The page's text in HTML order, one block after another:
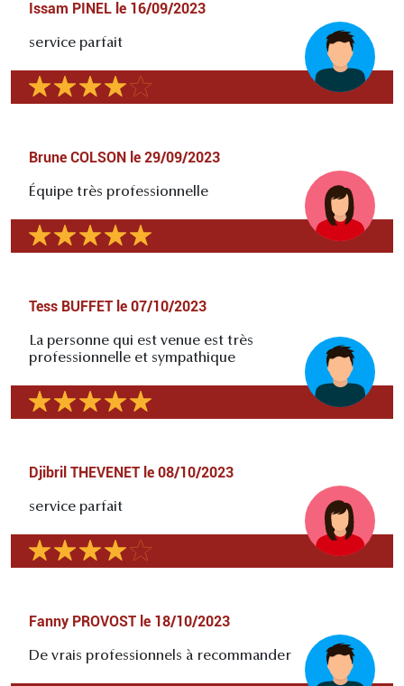
Issam PINEL le 16/09/2023
service parfait
Brune COLSON le 29/09/2023
Équipe très professionnelle
Tess BUFFET le 07/10/2023
La personne qui est venue est très
professionnelle et sympathique
Djibril THEVENET le 08/10/2023
service parfait
Fanny PROVOST le 18/10/2023
De vrais professionnels à recommander